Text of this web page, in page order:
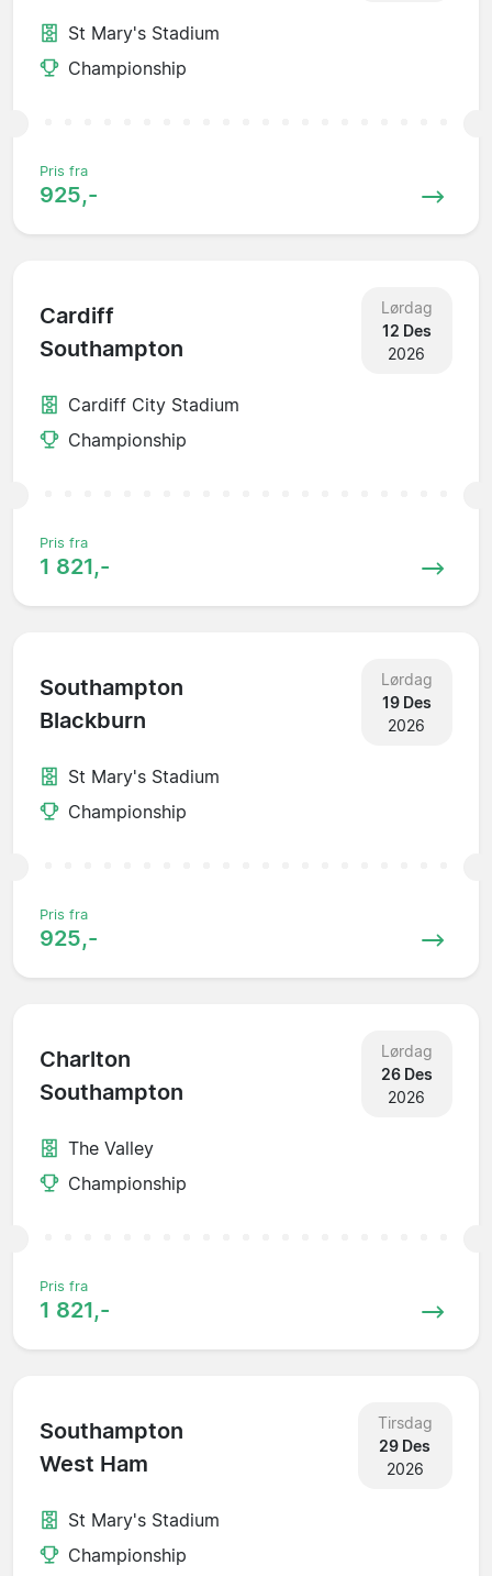
St Mary's Stadium
Championship
Pris fra
925,-
Cardiff
Southampton
Lørdag
12 Des
2026
Cardiff City Stadium
Championship
Pris fra
1 821,-
Southampton
Blackburn
Lørdag
19 Des
2026
St Mary's Stadium
Championship
Pris fra
925,-
Charlton
Southampton
Lørdag
26 Des
2026
The Valley
Championship
Pris fra
1 821,-
Southampton
West Ham
Tirsdag
29 Des
2026
St Mary's Stadium
Championship